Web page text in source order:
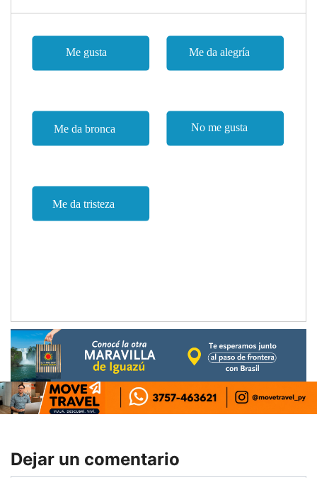
Dejar un comentario